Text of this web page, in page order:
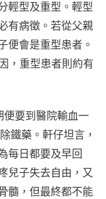
輕型及重型。輕型
有病徵。若從父親
便會是重型患者。
，重型患者則約有
便要到醫院輸血一
鐵藥。軒仔坦言，
每日都要及早回
兒子失去自由，又
髓，但最終都不能